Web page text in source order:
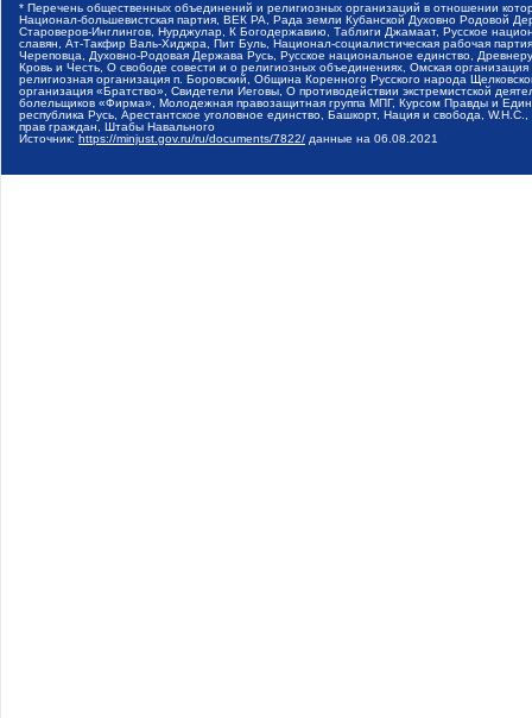
* Перечень общественных объединений и религиозных организаций в отношении
Национал-большевистская партия, ВЕК РА, Рада земли Кубанской Духовно Родовой
Староверов-Инглингов, Нурджулар, К Богодержавию, Таблиги Джамаат, Русское
славян, Ат-Такфир Валь-Хиджра, Пит Буль, Национал-социалистическая рабочая
Череповца, Духовно-Родовая Держава Русь, Русское национальное единство,
Кровь и Честь, О свободе совести и о религиозных объединениях, Омская
религиозная организация п. Боровский, Община Коренного Русского народа
организация «Братство», Свидетели Иеговы, О противодействии экстремистской
болельщиков «Фирма», Молодежная правозащитная группа МПГ, Курсом Правды и
республика Русь, Арестантское уголовное единство, Башкорт, Нация и свобода,
прав граждан, Штабы Навального
Источник: https://minjust.gov.ru/ru/documents/7822/ данные на 06.08.2021